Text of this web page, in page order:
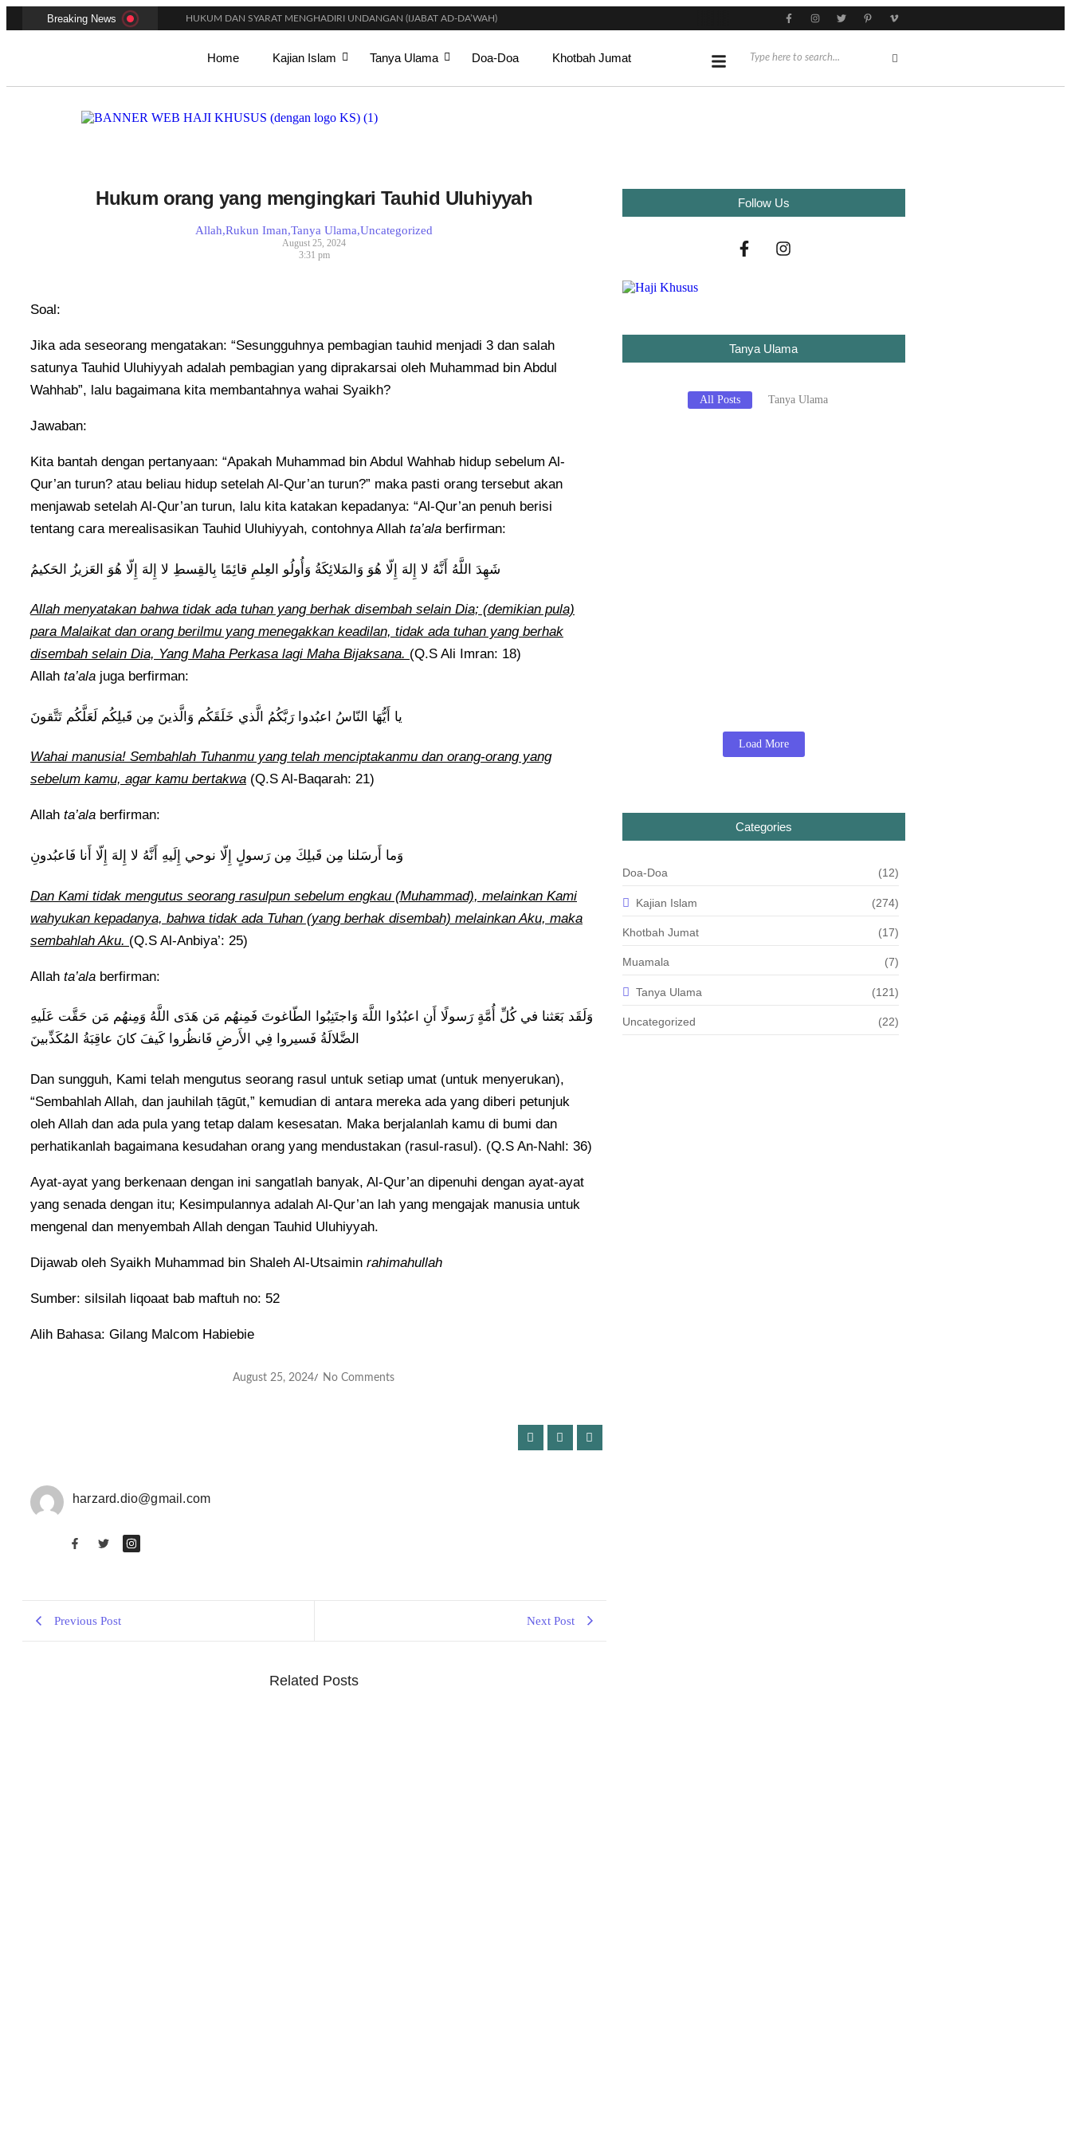
Breaking News
HUKUM DAN SYARAT MENGHADIRI UNDANGAN (IJABAT AD-DA’WAH)
BENARKAH WANITA MENUNAIKAN SALAT SETELAH SELESAINYA PARA LELAKI BERJEMAAH DI MASJID?
APAKAH KHUTBAH JUMAT MEMILIKI SYARAT TERTENTU?
Home Kajian Islam Tanya Ulama Doa-Doa Khotbah Jumat
Hukum orang yang mengingkari Tauhid Uluhiyyah
Allah,Rukun Iman,Tanya Ulama,Uncategorized
August 25, 2024
3:31 pm
Soal:
Jika ada seseorang mengatakan: “Sesungguhnya pembagian tauhid menjadi 3 dan salah
satunya Tauhid Uluhiyyah adalah pembagian yang diprakarsai oleh Muhammad bin Abdul
Wahhab”, lalu bagaimana kita membantahnya wahai Syaikh?
Jawaban:
Kita bantah dengan pertanyaan: “Apakah Muhammad bin Abdul Wahhab hidup sebelum Al-
Qur’an turun? atau beliau hidup setelah Al-Qur’an turun?” maka pasti orang tersebut akan
menjawab setelah Al-Qur’an turun, lalu kita katakan kepadanya: “Al-Qur’an penuh berisi
tentang cara merealisasikan Tauhid Uluhiyyah, contohnya Allah ta’ala berfirman:
شَهِدَ اللَّهُ أَنَّهُ لا إِلهَ إِلّا هُوَ وَالمَلائِكَةُ وَأُولُو العِلمِ قائِمًا بِالقِسطِ لا إِلهَ إِلّا هُوَ العَزيزُ الحَكيمُ
Allah menyatakan bahwa tidak ada tuhan yang berhak disembah selain Dia; (demikian pula)
para Malaikat dan orang berilmu yang menegakkan keadilan, tidak ada tuhan yang berhak
disembah selain Dia, Yang Maha Perkasa lagi Maha Bijaksana. (Q.S Ali Imran: 18)
Allah ta’ala juga berfirman:
يا أَيُّهَا النّاسُ اعبُدوا رَبَّكُمُ الَّذي خَلَقَكُم وَالَّذينَ مِن قَبلِكُم لَعَلَّكُم تَتَّقونَ
Wahai manusia! Sembahlah Tuhanmu yang telah menciptakanmu dan orang-orang yang
sebelum kamu, agar kamu bertakwa (Q.S Al-Baqarah: 21)
Allah ta’ala berfirman:
وَما أَرسَلنا مِن قَبلِكَ مِن رَسولٍ إِلّا نوحي إِلَيهِ أَنَّهُ لا إِلهَ إِلّا أَنا فَاعبُدونِ
Dan Kami tidak mengutus seorang rasulpun sebelum engkau (Muhammad), melainkan Kami
wahyukan kepadanya, bahwa tidak ada Tuhan (yang berhak disembah) melainkan Aku, maka
sembahlah Aku. (Q.S Al-Anbiya’: 25)
Allah ta’ala berfirman:
وَلَقَد بَعَثنا في كُلِّ أُمَّةٍ رَسولًا أَنِ اعبُدُوا اللَّهَ وَاجتَنِبُوا الطّاغوتَ فَمِنهُم مَن هَدَى اللَّهُ وَمِنهُم مَن حَقَّت عَلَيهِ
الضَّلالَةُ فَسيروا فِي الأَرضِ فَانظُروا كَيفَ كانَ عاقِبَةُ المُكَذِّبينَ
Dan sungguh, Kami telah mengutus seorang rasul untuk setiap umat (untuk menyerukan),
“Sembahlah Allah, dan jauhilah ṭāgūt,” kemudian di antara mereka ada yang diberi petunjuk
oleh Allah dan ada pula yang tetap dalam kesesatan. Maka berjalanlah kamu di bumi dan
perhatikanlah bagaimana kesudahan orang yang mendustakan (rasul-rasul). (Q.S An-Nahl: 36)
Ayat-ayat yang berkenaan dengan ini sangatlah banyak, Al-Qur’an dipenuhi dengan ayat-ayat
yang senada dengan itu; Kesimpulannya adalah Al-Qur’an lah yang mengajak manusia untuk
mengenal dan menyembah Allah dengan Tauhid Uluhiyyah.
Dijawab oleh Syaikh Muhammad bin Shaleh Al-Utsaimin rahimahullah
Sumber: silsilah liqoaat bab maftuh no: 52
Alih Bahasa: Gilang Malcom Habiebie
August 25, 2024/ No Comments
harzard.dio@gmail.com
Previous Post Next Post
Related Posts
Follow Us
Tanya Ulama
All Posts Tanya Ulama
Load More
Categories
Doa-Doa (12)
Kajian Islam (274)
Khotbah Jumat (17)
Muamala (7)
Tanya Ulama (121)
Uncategorized (22)